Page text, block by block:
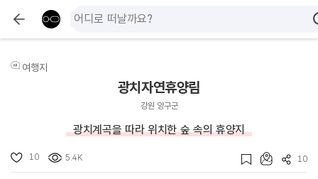
여행지
광치자연휴양림
강원 양구군
광치계곡을 따라 위치한 숲 속의 휴양지
10 5.4K 10